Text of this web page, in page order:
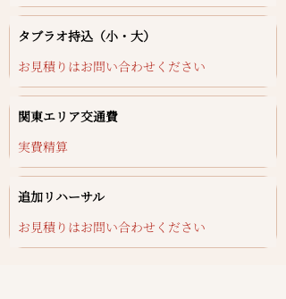
タブラオ持込（小・大）
お見積りはお問い合わせください
関東エリア交通費
実費精算
追加リハーサル
お見積りはお問い合わせください